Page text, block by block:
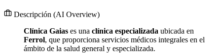
Descripción (AI Overview)
Clínica Gaias es una clínica especializada ubicada en
Ferrol, que proporciona servicios médicos integrales en el
ámbito de la salud general y especializada.